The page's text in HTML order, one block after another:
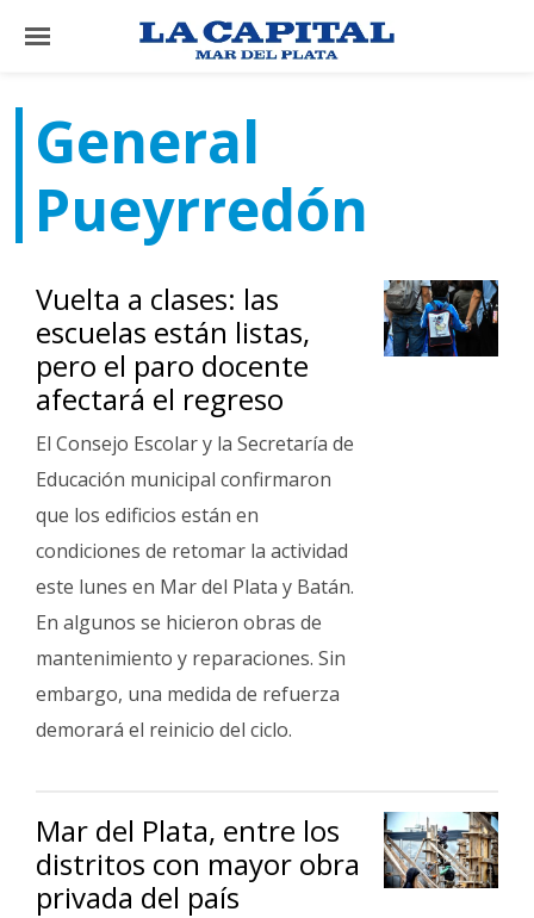
×
País
La
Zona
Cultura
Tecnología
Gastronomía
Salud
General
La
Ciudad
Deportes
Policiales
Cartelera
General
Pueyrredón
Vuelta a clases: las
escuelas están listas,
pero el paro docente
afectará el regreso
El Consejo Escolar y la Secretaría de
Educación municipal confirmaron
que los edificios están en
condiciones de retomar la actividad
este lunes en Mar del Plata y Batán.
En algunos se hicieron obras de
mantenimiento y reparaciones. Sin
embargo, una medida de refuerza
demorará el reinicio del ciclo.
Mar del Plata, entre los
distritos con mayor obra
privada del país